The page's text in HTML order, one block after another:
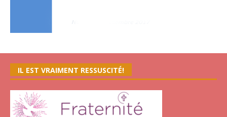
IL EST VRAIMENT RESSUSCITÉ!